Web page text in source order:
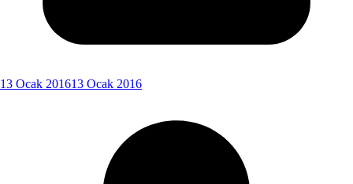
13 Ocak 201613 Ocak 2016